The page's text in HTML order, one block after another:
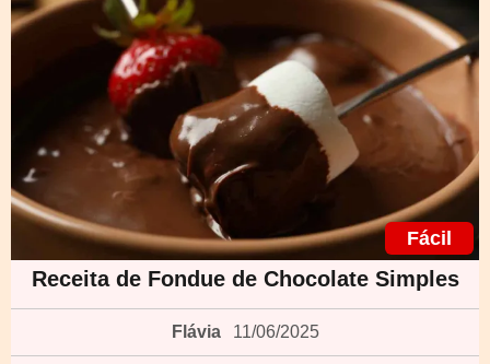
Fácil
Receita de Fondue de Chocolate Simples
Flávia 11/06/2025